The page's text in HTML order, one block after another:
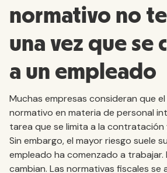
normativo no
una vez que se
a un empleado
Muchas empresas consideran que
normativo en materia de personal
tarea que se limita a la
Sin embargo, el mayor riesgo suele
empleado ha comenzado a trabajar.
cambian. Las normativas fiscales se